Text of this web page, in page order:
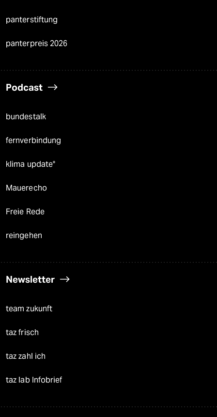
panterstiftung
panterpreis 2026
Podcast
bundestalk
fernverbindung
klima update°
Mauerecho
Freie Rede
reingehen
Newsletter
team zukunft
taz frisch
taz zahl ich
taz lab Infobrief